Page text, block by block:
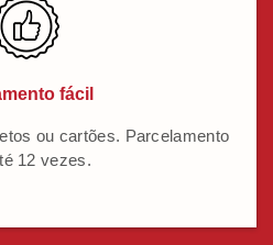
fácil
ou cartões. Parcelamento
12 vezes.